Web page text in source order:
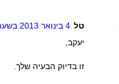
טל 4 בינואר 2013 בשעה 10:32
יעקב,
זו בדיוק הבעיה שלך.